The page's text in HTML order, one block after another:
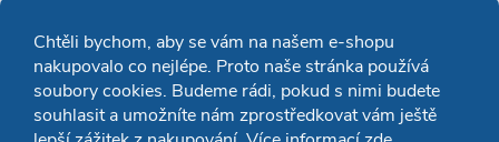
Chtěli bychom, aby se vám na našem e-shopu
nakupovalo co nejlépe. Proto naše stránka používá
soubory cookies. Budeme rádi, pokud s nimi budete
souhlasit a umožníte nám zprostředkovat vám ještě